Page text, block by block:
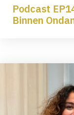
Podcast
Binnen